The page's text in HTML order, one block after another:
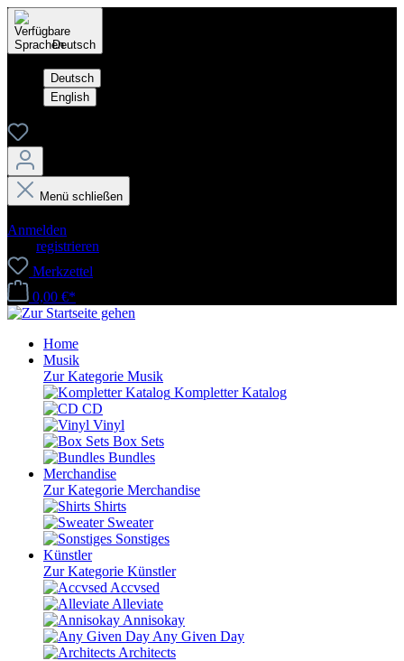
Deutsch
Deutsch
English
Menü schließen
Anmelden
registrieren
Merkzettel
0,00 €*
Home
Musik
Zur Kategorie Musik
Kompletter Katalog
CD
Vinyl
Box Sets
Bundles
Merchandise
Zur Kategorie Merchandise
Shirts
Sweater
Sonstiges
Künstler
Zur Kategorie Künstler
Accvsed
Alleviate
Annisokay
Any Given Day
Architects